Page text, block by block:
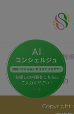
サイト運営者・企業情
ンプラザウエスト4F
採用情報 利用規約
Copyright